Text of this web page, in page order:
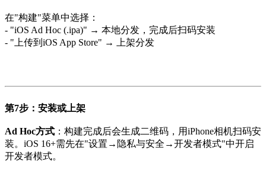
在"构建"菜单中选择：
- "iOS Ad Hoc (.ipa)" → 本地分发，完成后扫码安装
- "上传到iOS App Store" → 上架分发
第7步：安装或上架
Ad Hoc方式 ：构建完成后会生成二维码，用iPhone相机扫码安
装。iOS 16+需先在"设置→隐私与安全→开发者模式"中开启
开发者模式。